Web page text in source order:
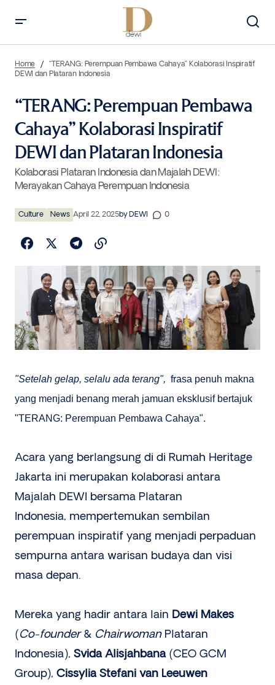
dan Plataran Indonesia
Home
“TERANG: Perempuan Pembawa Cahaya” Kolaborasi Inspiratif
DEWI dan Plataran Indonesia
“TERANG: Perempuan Pembawa
Cahaya” Kolaborasi Inspiratif
DEWI dan Plataran Indonesia
Kolaborasi Plataran Indonesia dan Majalah DEWI:
Merayakan Cahaya Perempuan Indonesia
Culture News April 22, 2025byDEWI 0
"Setelah gelap, selalu ada terang", frasa penuh makna
yang menjadi benang merah jamuan eksklusif bertajuk
"TERANG: Perempuan Pembawa Cahaya".
Acara yang berlangsung di di Rumah Heritage
Jakarta ini merupakan kolaborasi antara
Majalah DEWI bersama Plataran
Indonesia, mempertemukan sembilan
perempuan inspiratif yang menjadi perpaduan
sempurna antara warisan budaya dan visi
masa depan.
Mereka yang hadir antara lain Dewi Makes
(Co-founder& ChairwomanPlataran
Indonesia), Svida Alisjahbana (CEO GCM
Group), Cissylia Stefani van Leeuwen